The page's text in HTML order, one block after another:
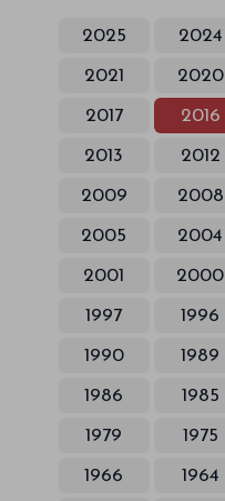
2025 2024
2021 2020
2017 2016
2013 2012
2009 2008
2005 2004
2001 2000
1997 1996
1990 1989
1986 1985
1979 1975
1966 1964